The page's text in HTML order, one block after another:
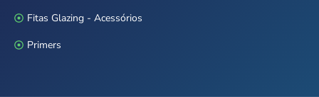
Fitas Glazing - Acessórios
Primers